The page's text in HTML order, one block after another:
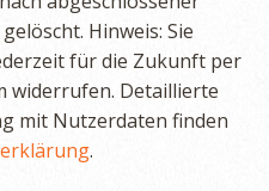
Hinweis: Sie
für die Zukunft per
widerrufen. Detaillierte
mit Nutzerdaten finden
.